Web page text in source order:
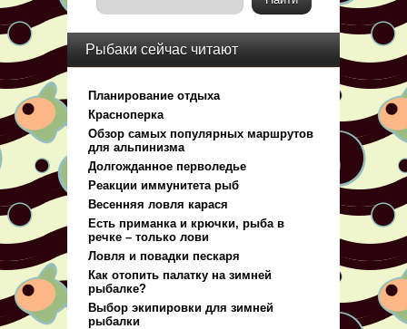
Рыбаки сейчас читают
Планирование отдыха
Красноперка
Обзор самых популярных маршрутов
для альпинизма
Долгожданное перволедье
Реакции иммунитета рыб
Весенняя ловля карася
Есть приманка и крючки, рыба в
речке – только лови
Ловля и повадки пескаря
Как отопить палатку на зимней
рыбалке?
Выбор экипировки для зимней
рыбалки